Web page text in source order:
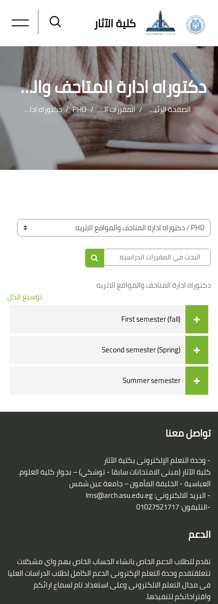
كلية الآثار
دكتوراه ادارة المتاحف والمواقع الاثريه
الصفحة الرئيسية المقررات الدراسية PHD دكتوراه ادارة المتاحف والمواقع الاثريه
الكتل
تصنيفات المقررات
البحث في المقررات الدراسية
البحث في المقررات الدراسية
دكتوراه ادارة المتاحف والمواقع الاثريه
توسيع الكل
First semester (fall)
Second semester (Spring)
Summer semester
الكتل
تواصل معنا
- وحدة التعلم الإلكترونى بكلية الآثار
كلية الآثار (مبنى الامتحانات سابقا - توشكي) – بجوار كلية العلوم.
العباسية - الخليفة المأمون – جامعة عين شمس
- البريد الالكتروني:lms@arch.asu.edu.eg
-التليفون: 01027521717
الدعم
نقدم للطلاب الدعم الخاص بانشاء الحساب الخاص بهم واي مشكلات
تتعلقتقدم وحدة التعلم الإكترونى الدعم الكامل لطلاب الدراسات العليا
فى مجال التعلم الالكترونى وعلى استعداد تام لسماع ارائكم
واقتراحاتكم لتنفيذها.